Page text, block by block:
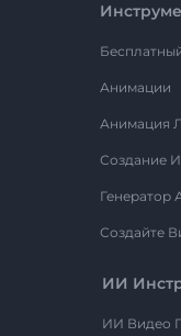
Анимации
Анимация
Создание
Генератор
Создайте
ИИ
ИИ Видео